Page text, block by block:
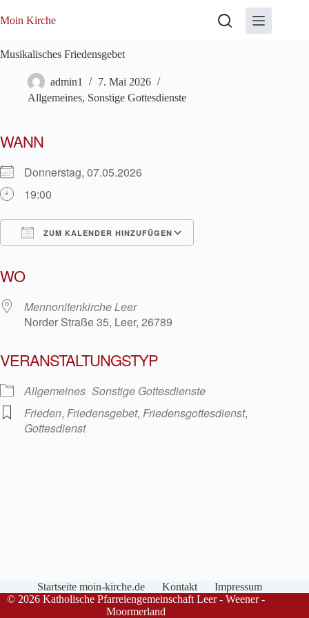
Inhalt
Moin Kirche
Musikalisches Friedensgebet
admin1
7. Mai 2026
Allgemeines, Sonstige Gottesdienste
WANN
Donnerstag, 07.05.2026
19:00
ZUM KALENDER HINZUFÜGEN
WO
Mennonitenkirche Leer
Norder Straße 35, Leer, 26789
VERANSTALTUNGSTYP
Allgemeines Sonstige Gottesdienste
Frieden, Friedensgebet, Friedensgottesdienst,
Gottesdienst
Startseite moin-kirche.de Kontakt
Impressum
© 2026 Katholische Pfarreiengemeinschaft Leer - Weener -
Moormerland